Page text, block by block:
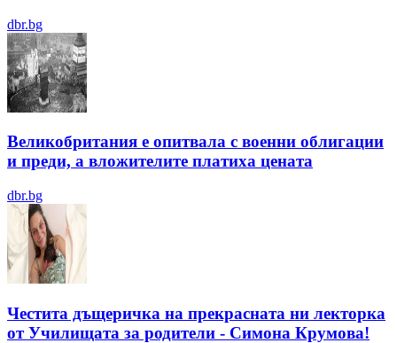
dbr.bg
Великобритания е опитвала с военни облигации
и преди, а вложителите платиха цената
dbr.bg
Честита дъщеричка на прекрасната ни лекторка
от Училищата за родители - Симона Крумова!